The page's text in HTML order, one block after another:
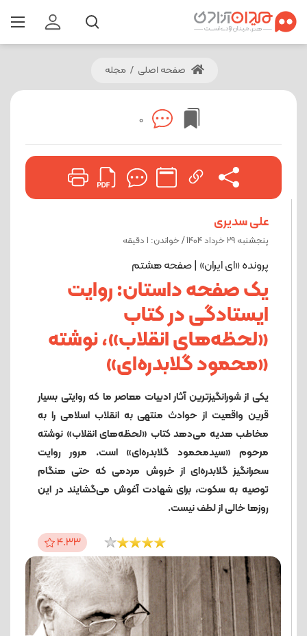
صفحه اصلی / مجله
0
علی سدیری
پنجشنبه 29 خرداد 1404 / خواندن: 1 دقيقه
پرونده «ای ایران» | صفحه هشتم
یک صفحه داستان: روایت
ایستادگی در کتاب
«لحظه‌های انقلاب»، نوشته
«محمود گلابدره‌ای»
یکی از شورانگیزترین آثار ادبیات معاصر ما که روایتی بسیار
قرین واقعیت از حوادث منتهی به انقلاب اسلامی را به
مخاطب هدیه می‌دهد کتاب «لحظه‌های انقلاب» نوشته
مرحوم «سیدمحمود گلابدره‌ای» است. مرور روایت
سحرانگیز گلابدره‌ای از خروش مردمی که حتی هنگام
توصیه به سکوت، برای شهادت آغوش می‌گشایند در این
روزها خالی از لطف نیست.
4.33